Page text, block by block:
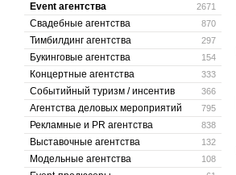
2671
Event агентства
870
Свадебные агентства
297
Тимбилдинг агентства
154
Букинговые агентства
333
Концертные агентства
366
Событийный туризм / инсентив
795
Агентства деловых мероприятий
838
Рекламные и PR агентства
132
Выставочные агентства
108
Модельные агентства